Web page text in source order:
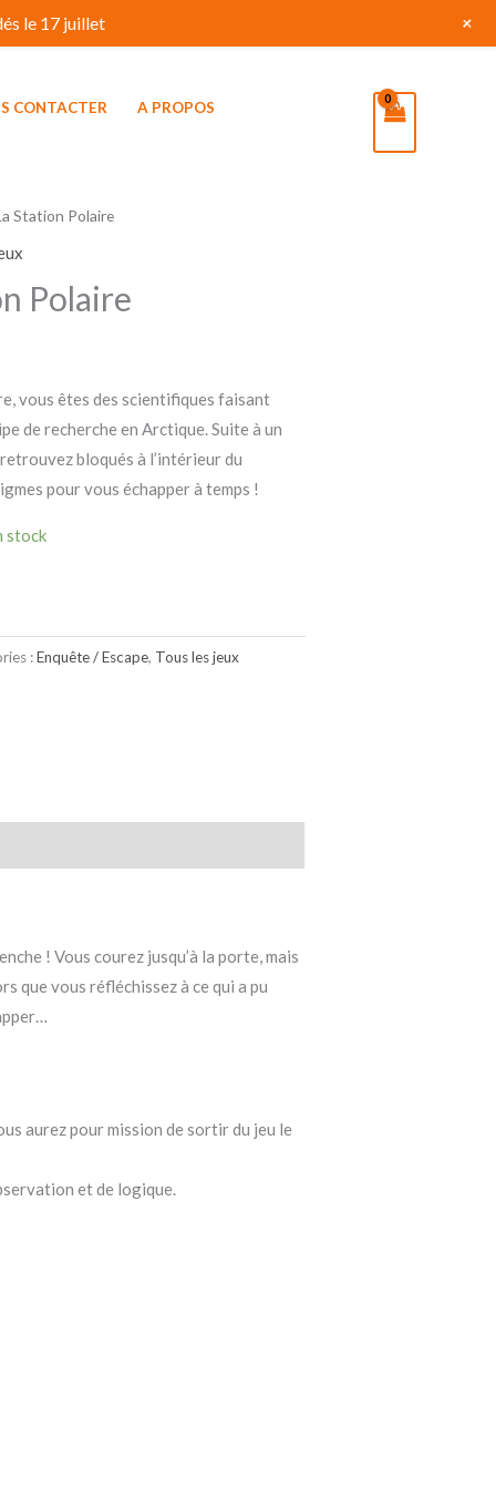
CONTACTER A PROPOS
Station Polaire
Polaire
vous êtes des scientifiques faisant
de recherche en Arctique. Suite à un
bloqués à l’intérieur du
pour vous échapper à temps !
stock
:Enquête / Escape, Tous les jeux
! Vous courez jusqu’à la porte, mais
que vous réfléchissez à ce qui a pu
aurez pour mission de sortir du jeu le
et de logique.
le 17 juillet +